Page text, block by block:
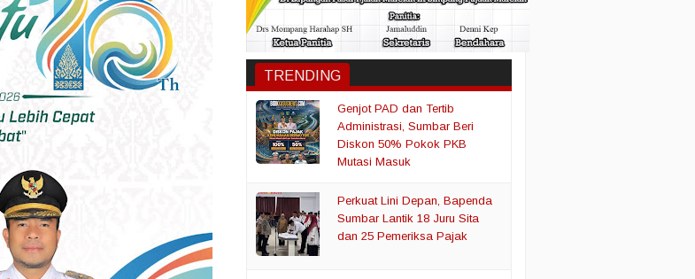
TRENDING
Genjot PAD dan Tertib
Administrasi, Sumbar Beri
Diskon 50% Pokok PKB
Mutasi Masuk
Perkuat Lini Depan, Bapenda
Sumbar Lantik 18 Juru Sita
dan 25 Pemeriksa Pajak